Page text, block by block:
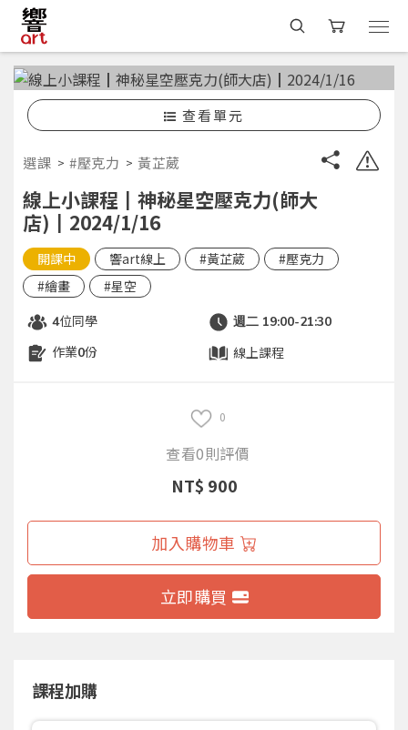
查看單元
選課 #壓克力 黃芷葳
線上小課程┃神秘星空壓克力(師大
店)┃2024/1/16
開課中 響art線上 #黃芷葳
#壓克力
#繪畫
#星空
4位同學 週二 19:00-21:30
作業0份 線上課程
0
查看0則評價
NT$ 900
加入購物車
立即購買
課程加購